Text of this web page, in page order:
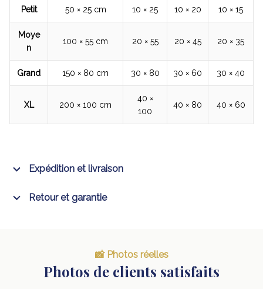
Petit 50 × 25 cm 10 × 25 10 × 20 10 × 15
Moye
n
100 × 55 cm 20 × 55 20 × 45 20 × 35
Grand 150 × 80 cm 30 × 80 30 × 60 30 × 40
XL 200 × 100 cm
40 ×
100
40 × 80 40 × 60
Expédition et livraison
Retour et garantie
📸 Photos réelles
Photos de clients satisfaits